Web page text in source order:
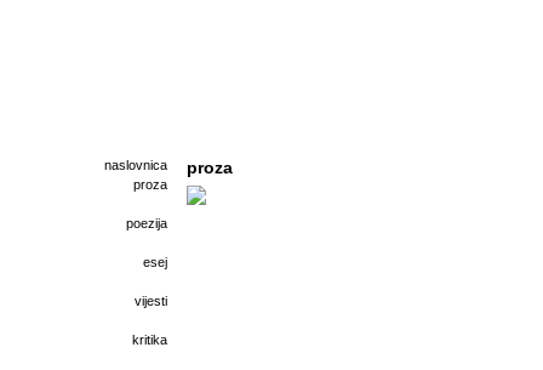
naslovnica
proza
poezija
esej
vijesti
kritika
proza